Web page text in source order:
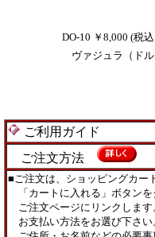
DO-10 ￥8,000 (税
ヴァジュラ（ドル
ご利用ガイド
ご注文方法
■ご注文は、ショッピングカー
「カートに入れる」ボタンを
ご注文ページにリンクします
お支払い方法をお選び下さい